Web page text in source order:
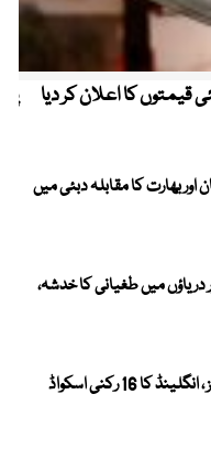
قیمتوں کا اعلان کر دیا
2026، پاکستان اور بھارت کا مقابلہ دبئی میں
اور دریاؤں میں طغیانی کا خدشہ،
پاکستان کیخلاف ٹیسٹ سیریز ، انگلینڈ کا 16 رکنی اسکواڈ